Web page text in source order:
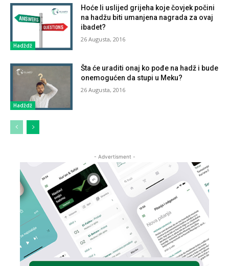
Hadždž
Hoće li uslijed grijeha koje čovjek počini
na hadžu biti umanjena nagrada za ovaj
ibadet?
26 Augusta, 2016
Hadždž
Šta će uraditi onaj ko pođe na hadž i bude
onemogućen da stupi u Meku?
26 Augusta, 2016
- Advertisment -